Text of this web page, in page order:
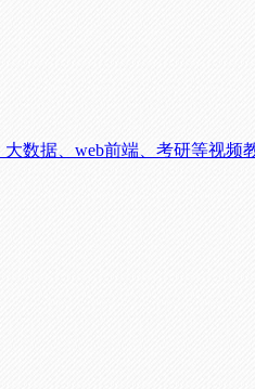
数据、web前端、考研等视频